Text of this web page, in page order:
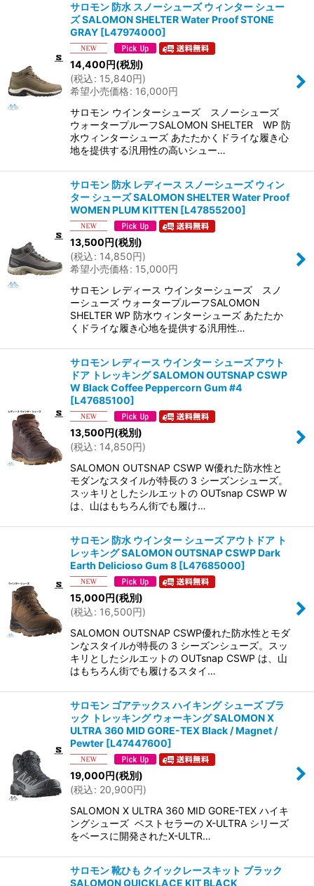
サロモン 防水 スノーシューズ ウィンター シュー
ズ SALOMON SHELTER Water Proof STONE
GRAY [L47974000]
14,400円(税別)
(税込: 15,840円)
希望小売価格: 16,000円
サロモン ウインターシューズ スノーシューズ
ウォータープルーフSALOMON SHELTER WP 防
水ウィンターシューズ あたたかくドライな履き心
地を提供する汎用性の高いシュー…
サロモン 防水 レディース スノーシューズ ウィン
ター シューズ SALOMON SHELTER Water Proof
WOMEN PLUM KITTEN [L47855200]
13,500円(税別)
(税込: 14,850円)
希望小売価格: 15,000円
サロモン レディース ウインターシューズ スノ
ーシューズ ウォータープルーフSALOMON
SHELTER WP 防水ウィンターシューズ あたたか
くドライな履き心地を提供する汎用性…
サロモン レディース ウインター シューズ アウト
ドア トレッキング SALOMON OUTSNAP CSWP
W Black Coffee Peppercorn Gum #4
[L47685100]
13,500円(税別)
(税込: 14,850円)
SALOMON OUTSNAP CSWP W優れた防水性と
モダンなスタイルが特長の 3 シーズンシューズ。
スッキリとしたシルエットの OUTsnap CSWP W
は、山はもちろん街でも履け…
サロモン 防水 ウインター シューズ アウトドア ト
レッキング SALOMON OUTSNAP CSWP Dark
Earth Delicioso Gum 8 [L47685000]
15,000円(税別)
(税込: 16,500円)
SALOMON OUTSNAP CSWP優れた防水性とモダ
ンなスタイルが特長の 3 シーズンシューズ。スッ
キリとしたシルエットの OUTsnap CSWP は、山
はもちろん街でも履けるスタイ…
サロモン ゴアテックス ハイキング シューズ ブラ
ック トレッキング ウォーキング SALOMON X
ULTRA 360 MID GORE-TEX Black / Magnet /
Pewter [L47447600]
19,000円(税別)
(税込: 20,900円)
SALOMON X ULTRA 360 MID GORE-TEX ハイキ
ングシューズ ベストセラーの X-ULTRA シリーズ
をベースに開発されたX-ULTR…
サロモン 靴ひも クイックレースキット ブラック
SALOMON QUICKLACE KIT BLACK